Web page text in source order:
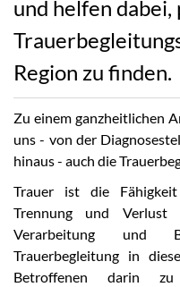
und helfen dabei,
Region zu finden.
Zu einem ganzheitlichen
uns - von der
hinaus - auch die
Trauer ist die
Trennung und
Verarbeitung und
Trauerbegleitung in
Betroffenen darin